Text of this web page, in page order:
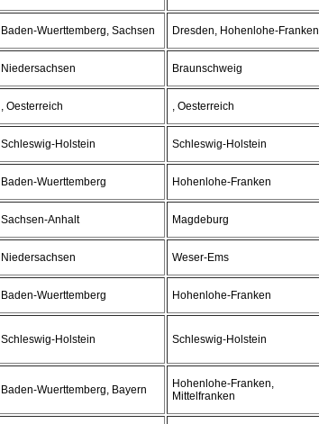
Baden-Wuerttemberg, Sachsen Dresden, Hohenlohe-Franken
Niedersachsen Braunschweig
, Oesterreich , Oesterreich
Schleswig-Holstein Schleswig-Holstein
Baden-Wuerttemberg Hohenlohe-Franken
Sachsen-Anhalt Magdeburg
Niedersachsen Weser-Ems
Baden-Wuerttemberg Hohenlohe-Franken
Schleswig-Holstein Schleswig-Holstein
Baden-Wuerttemberg, Bayern
Hohenlohe-Franken,
Mittelfranken